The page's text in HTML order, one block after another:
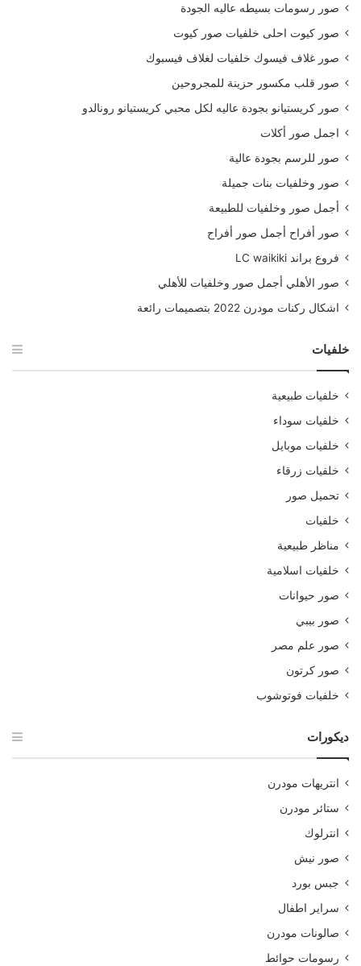
صور رسومات بسيطه عاليه الجودة
صور كيوت احلى خلفيات صور كيوت
صور غلاف فيسوك خلفيات لغلاف فيسبوك
صور قلب مكسور حزينة للمجروحين
صور كريستيانو بجودة عاليه لكل محبي كريستيانو رونالدو
اجمل صور أكلات
صور للرسم بجودة عالية
صور وخلفيات بنات جميلة
أجمل صور وخلفيات للطبيعة
صور أفراح أجمل صور أفراح
فروع براند LC waikiki
صور الأهلي أجمل صور وخلفيات للأهلي
اشكال ركنات مودرن 2022 بتصميمات رائعة
خلفيات
خلفيات طبيعية
خلفيات سوداء
خلفيات موبايل
خلفيات زرقاء
تحميل صور
خلفيات
مناظر طبيعية
خلفيات اسلامية
صور حيوانات
صور بيبي
صور علم مصر
صور كرتون
خلفيات فوتوشوب
ديكورات
انتريهات مودرن
ستائر مودرن
انترلوك
صور نيش
جبس بورد
سراير اطفال
صالونات مودرن
رسومات حوائط